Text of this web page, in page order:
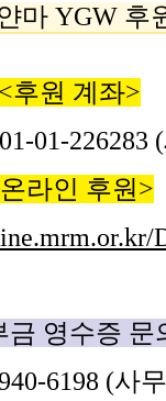
마 YGW 후
<후원 계좌>
01-226283
라인 후원>
영수증
6198 (사